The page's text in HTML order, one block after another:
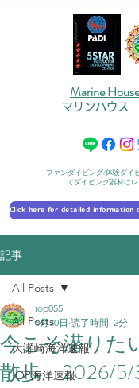
Marine
マリンハウス
ファンダイビング/体験ダイ
てダイビング器材は
記事
All Posts
大瀬崎海洋速報
IOP海洋速報
All Posts
今こそ潜りた
散歩 2026/
iop055
5月30日 読了時間: 2分